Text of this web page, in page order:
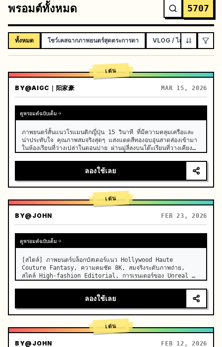
พรอมต์ทั้งหมด 5707
ทั้งหมด โชว์เคสฉากภาพยนตร์สุดตระการตา VLOG / ไลฟ์สไตล์บนโซเ
เด่น
BY@AIGC｜阳家豪 MAR 15, 2026
ดูพรอมต์ฉบับเต็ม
ภาพยนตร์สั้นแนวโรแมนติกญี่ปุ่น 15 วินาที ที่มีความคลุมเครือและ
น่าประทับใจ คุณภาพสมจริงสุดๆ แสงแดดสีทองอบอุ่นสาดส่องเข้ามา
ในห้องเรียนที่ว่างเปล่าในตอนบ่าย ผ่านมู่ลี่ลงบนโต๊ะเรียนที่วางเคียง
ลองใช้เลย
เด่น
BY@JOHN FEB 23, 2026
ดูพรอมต์ฉบับเต็ม
[สไตล์] ภาพยนตร์บล็อกบัสเตอร์แนว Hollywood Haute
Couture Fantasy, ความคมชัด 8K, สมจริงระดับภาพถ่าย,
สไตล์ High-fashion Editorial, การเรนเดอร์ของ Unreal
ลองใช้เลย
เด่น
BY@JOHN FEB 12, 2026